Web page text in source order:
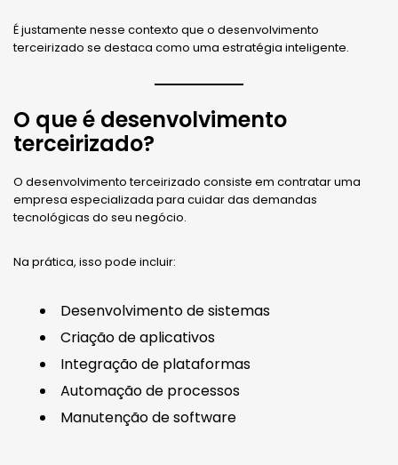
É justamente nesse contexto que o desenvolvimento
terceirizado se destaca como uma estratégia inteligente.
O que é desenvolvimento
terceirizado?
O desenvolvimento terceirizado consiste em contratar uma
empresa especializada para cuidar das demandas
tecnológicas do seu negócio.
Na prática, isso pode incluir:
Desenvolvimento de sistemas
Criação de aplicativos
Integração de plataformas
Automação de processos
Manutenção de software